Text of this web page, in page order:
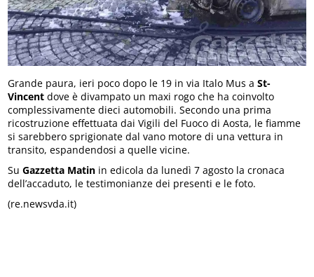
Grande paura, ieri poco dopo le 19 in via Italo Mus aSt-
Vincent dove è divampato un maxi rogo che ha coinvolto
complessivamente dieci automobili. Secondo una prima
ricostruzione effettuata dai Vigili del Fuoco di Aosta, le fiamme
si sarebbero sprigionate dal vano motore di una vettura in
transito, espandendosi a quelle vicine.
SuGazzetta Matin in edicola da lunedì 7 agosto la cronaca
dell’accaduto, le testimonianze dei presenti e le foto.
(re.newsvda.it)